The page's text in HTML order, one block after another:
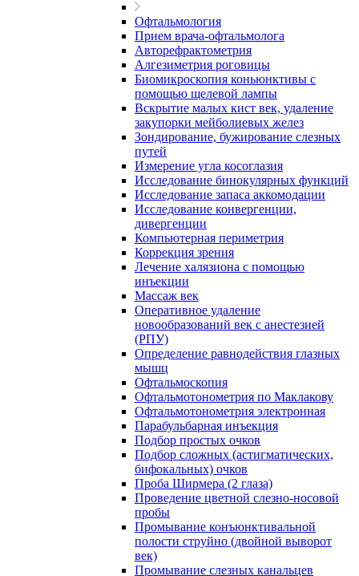
Офтальмология
Прием врача-офтальмолога
Авторефрактометрия
Алгезиметрия роговицы
Биомикроскопия коньюнктивы с
помощью щелевой лампы
Вскрытие малых кист век, удаление
закупорки мейболиевых желез
Зондирование, бужирование слезных
путей
Измерение угла косоглазия
Исследование бинокулярных функций
Исследование запаса аккомодации
Исследование конвергенции,
дивергенции
Компьютерная периметрия
Коррекция зрения
Лечение халязиона с помощью
инъекции
Массаж век
Оперативное удаление
новообразований век с анестезией
(РПУ)
Определение равнодействия глазных
мышц
Офтальмоскопия
Офтальмотонометрия по Маклакову
Офтальмотонометрия электронная
Парабульбарная инъекция
Подбор простых очков
Подбор сложных (астигматических,
бифокальных) очков
Проба Ширмера (2 глаза)
Проведение цветной слезно-носовой
пробы
Промывание конъюнктивальной
полости струйно (двойной выворот
век)
Промывание слезных канальцев